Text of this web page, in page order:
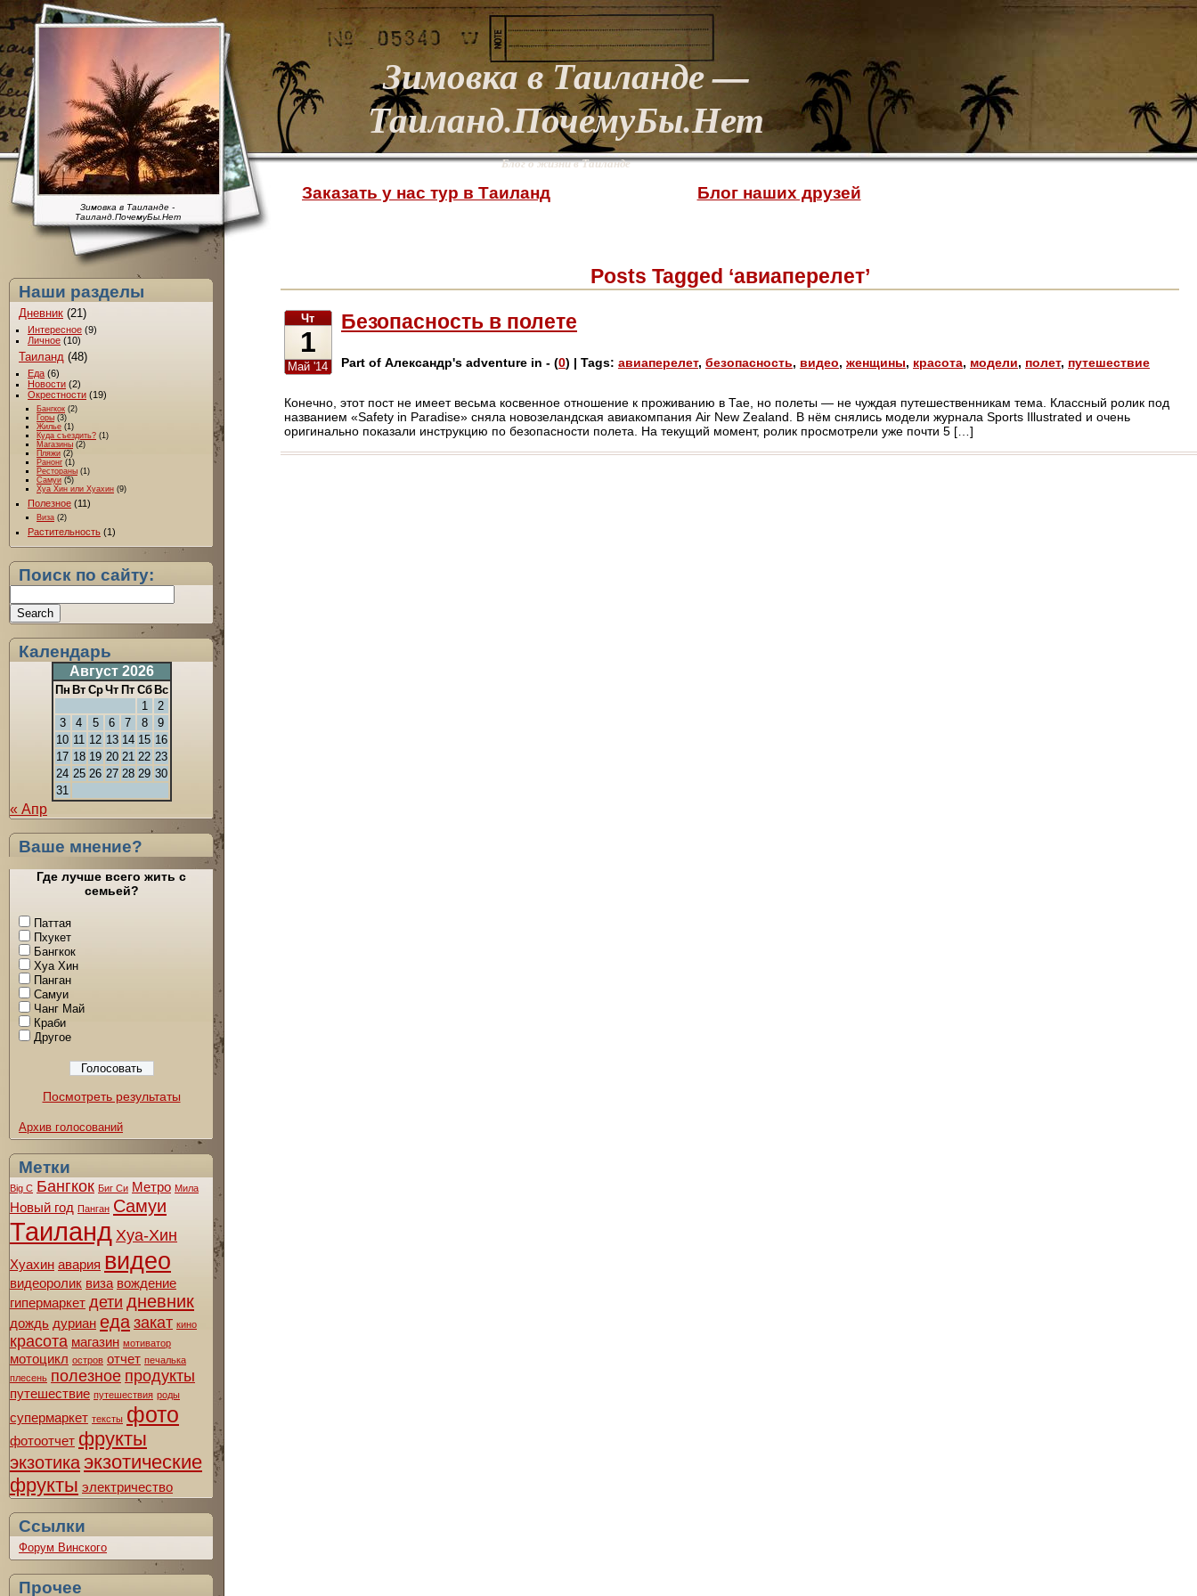
Зимовка в Таиланде -
Таиланд.ПочемуБы.Нет
Зимовка в Таиланде —
Таиланд.ПочемуБы.Нет
Блог о жизни в Таиланде
Заказать у нас тур в Таиланд Блог наших друзей
Наши разделы
Дневник (21)
Интересное (9)
Личное (10)
Таиланд (48)
Еда (6)
Новости (2)
Окрестности (19)
Бангкок (2)
Горы (3)
Жилье (1)
Куда съездить? (1)
Магазины (2)
Пляжи (2)
Ранонг (1)
Рестораны (1)
Самуи (5)
Хуа Хин или Хуахин (9)
Полезное (11)
Виза (2)
Растительность (1)
Поиск по сайту:
Календарь
Август 2026
Пн Вт СрЧт Пт Сб Вс
1
2
3
4 5 6 7 8
9
10 11 12 13 14 15 16
17 18 19 20 21 22 23
24 25 26 27 28 29 30
31
« Апр
Ваше мнение?
Где лучше всего жить с
семьей?
Паттая
Пхукет
Бангкок
Хуа Хин
Панган
Самуи
Чанг Май
Краби
Другое
Посмотреть результаты
Архив голосований
Метки
Big C Бангкок Биг Си Метро Мила
Новый год Панган Самуи
Таиланд Хуа-Хин
Хуахин авария видео
видеоролик виза вождение
гипермаркет дети дневник
дождь дуриан еда закат кино
красота магазин мотиватор
мотоцикл остров отчет печалька
плесень полезное продукты
путешествие путешествия роды
супермаркет тексты фото
фотоотчет фрукты
экзотикаэкзотические
фрукты электричество
Ссылки
Форум Винского
Прочее
Posts Tagged ‘авиаперелет’
Чт
1
Май '14
Безопасность в полете
Part of Александр's adventure in - (0) | Tags: авиаперелет, безопасность, видео, женщины, красота, модели, полет, путешествие
Конечно, этот пост не имеет весьма косвенное отношение к проживанию в Тае, но полеты — не чуждая путешественникам тема. Классный ролик под
названием «Safety in Paradise» сняла новозеландская авиакомпания Air New Zealand. В нём снялись модели журнала Sports Illustrated и очень
оригинально показали инструкцию по безопасности полета. На текущий момент, ролик просмотрели уже почти 5 […]